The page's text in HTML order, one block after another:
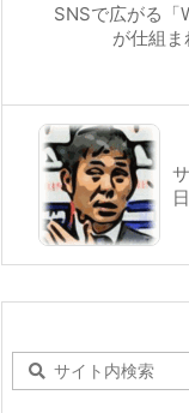
SNSで広がる「
が仕組ま